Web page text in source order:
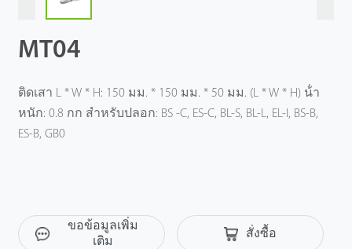
MT04
ติดเสา L * W * H: 150 มม. * 150 มม. * 50 มม. (L * W * H) น้ํา
หนัก: 0.8 กก สําหรับปลอก: BS -C, ES-C, BL-S, BL-L, EL-I, BS-B,
ES-B, GB0
ขอข้อมูลเพิ่ม
เติม
สั่งซื้อ